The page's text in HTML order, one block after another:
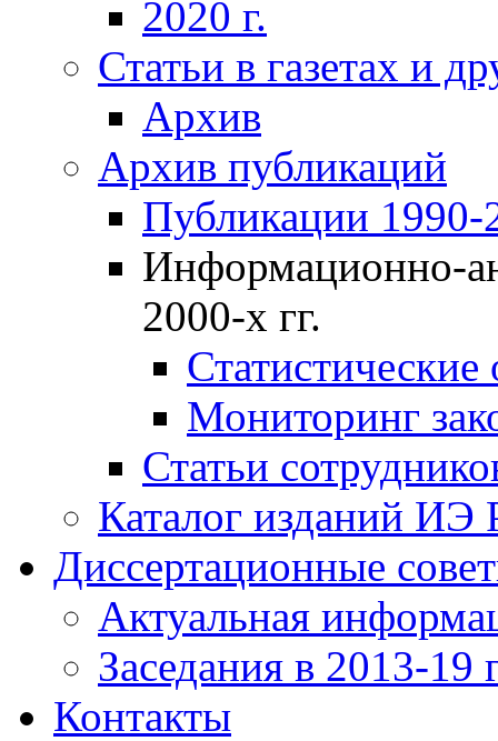
2020 г.
Статьи в газетах и
Архив
Архив публикаций
Публикации 1990-
Информационно-
2000-х гг.
Мониторинг
Статьи
Каталог изданий ИЭ
Диссертационные
Актуальная
Заседания в 2013-19
Контакты